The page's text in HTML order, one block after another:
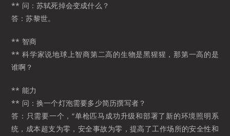
** 问：苏轼死掉会变成什么？
答：苏黎世。
** 智商
** 科学家说地球上智商第二高的生物是黑猩猩，那第一高的是
谁啊？
** 能力
** 问：换一个灯泡需要多少简历撰写者？
答：只需要一个，“单枪匹马成功升级和部署了新的环境照明系
统，成本超支为零，安全事故为零，提高了工作场所的安全性和